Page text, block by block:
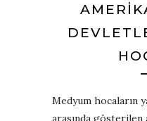
Medyum hocaların
arasında